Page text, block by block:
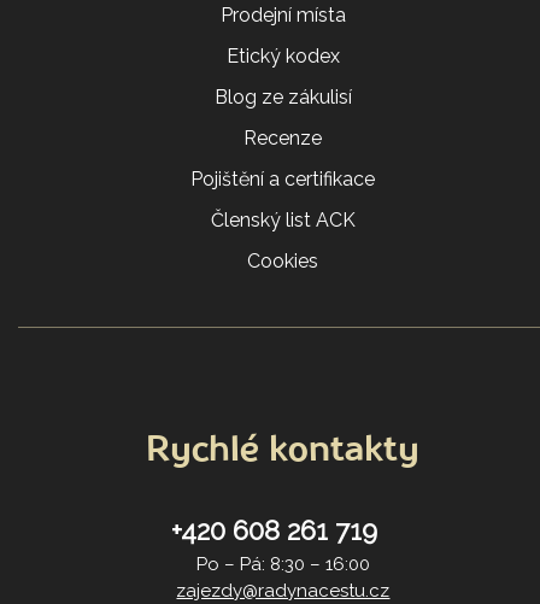
Prodejní místa
Etický kodex
Blog ze zákulisí
Recenze
Pojištění a certifikace
Členský list ACK
Cookies
Rychlé kontakty
+420 608 261 719
Po – Pá: 8:30 – 16:00
zajezdy@radynacestu.cz